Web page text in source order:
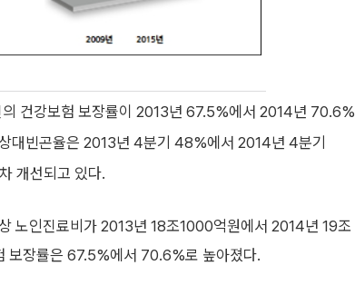
건강보험 보장률이 2013년 67.5%에서 2014년 70.6%
대빈곤율은 2013년 4분기 48%에서 2014년 4분기
개선되고 있다.
노인진료비가 2013년 18조1000억원에서 2014년 19조
보장률은 67.5%에서 70.6%로 높아졌다.